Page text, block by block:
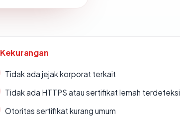
Kekurangan
Tidak ada jejak korporat terkait
Tidak ada HTTPS atau sertifikat lemah terdeteksi
Otoritas sertifikat kurang umum